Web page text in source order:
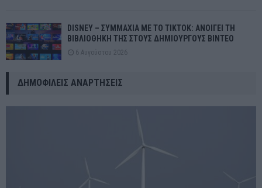
DISNEY – ΣΥΜΜΑΧΙΑ ΜΕ ΤΟ TIKTOK: ΑΝΟΙΓΕΙ ΤΗ
ΒΙΒΛΙΟΘΗΚΗ ΤΗΣ ΣΤΟΥΣ ΔΗΜΙΟΥΡΓΟΥΣ ΒΙΝΤΕΟ
6 Αυγούστου 2026
ΔΗΜΟΦΙΛΕΊΣ ΑΝΑΡΤΉΣΕΙΣ